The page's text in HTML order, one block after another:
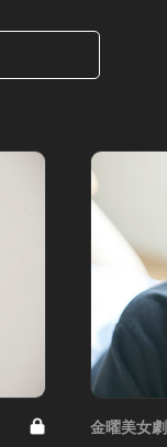
金曜美女